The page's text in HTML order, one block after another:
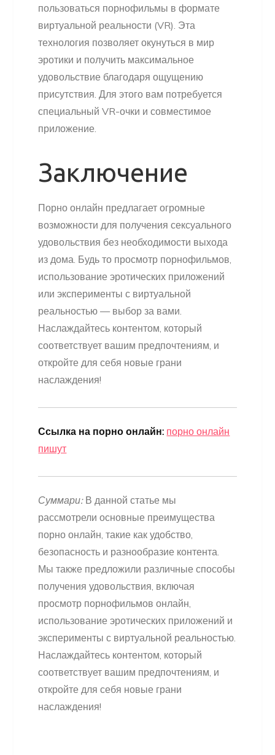
пользоваться порнофильмы в формате
виртуальной реальности (VR). Эта
технология позволяет окунуться в мир
эротики и получить максимальное
удовольствие благодаря ощущению
присутствия. Для этого вам потребуется
специальный VR-очки и совместимое
приложение.
Заключение
Порно онлайн предлагает огромные
возможности для получения сексуального
удовольствия без необходимости выхода
из дома. Будь то просмотр порнофильмов,
использование эротических приложений
или эксперименты с виртуальной
реальностью — выбор за вами.
Наслаждайтесь контентом, который
соответствует вашим предпочтениям, и
откройте для себя новые грани
наслаждения!
Ссылка на порно онлайн: порно онлайн
пишут
Суммари:В данной статье мы
рассмотрели основные преимущества
порно онлайн, такие как удобство,
безопасность и разнообразие контента.
Мы также предложили различные способы
получения удовольствия, включая
просмотр порнофильмов онлайн,
использование эротических приложений и
эксперименты с виртуальной реальностью.
Наслаждайтесь контентом, который
соответствует вашим предпочтениям, и
откройте для себя новые грани
наслаждения!